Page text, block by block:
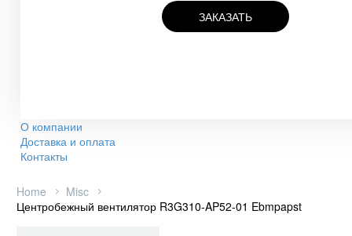
ЗАКАЗАТЬ
О компании
Доставка и оплата
Контакты
Home
Misc
Центробежный вентилятор R3G310-AP52-01 Ebmpapst